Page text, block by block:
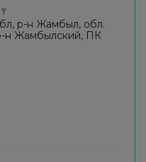
₸
р-н Жамбыл, обл.
н Жамбылский, ПК